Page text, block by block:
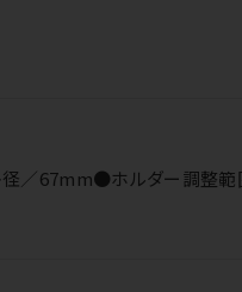
／67mm●ホルダー調整